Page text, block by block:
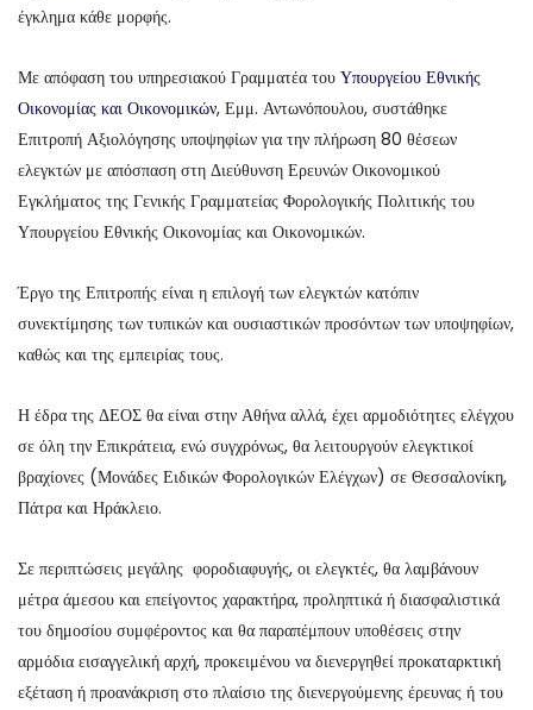
έγκλημα κάθε μορφής.
Με απόφαση του υπηρεσιακού Γραμματέα του Υπουργείου Εθνικής
Οικονομίας και Οικονομικών, Εμμ. Αντωνόπουλου, συστάθηκε
Επιτροπή Αξιολόγησης υποψηφίων για την πλήρωση 80 θέσεων
ελεγκτών με απόσπαση στη Διεύθυνση Ερευνών Οικονομικού
Εγκλήματος της Γενικής Γραμματείας Φορολογικής Πολιτικής του
Υπουργείου Εθνικής Οικονομίας και Οικονομικών.
Έργο της Επιτροπής είναι η επιλογή των ελεγκτών κατόπιν
συνεκτίμησης των τυπικών και ουσιαστικών προσόντων των υποψηφίων,
καθώς και της εμπειρίας τους.
Η έδρα της ΔΕΟΣ θα είναι στην Αθήνα αλλά, έχει αρμοδιότητες ελέγχου
σε όλη την Επικράτεια, ενώ συγχρόνως, θα λειτουργούν ελεγκτικοί
βραχίονες (Μονάδες Ειδικών Φορολογικών Ελέγχων) σε Θεσσαλονίκη,
Πάτρα και Ηράκλειο.
Σε περιπτώσεις μεγάλης φοροδιαφυγής, οι ελεγκτές, θα λαμβάνουν
μέτρα άμεσου και επείγοντος χαρακτήρα, προληπτικά ή διασφαλιστικά
του δημοσίου συμφέροντος και θα παραπέμπουν υποθέσεις στην
αρμόδια εισαγγελική αρχή, προκειμένου να διενεργηθεί προκαταρκτική
εξέταση ή προανάκριση στο πλαίσιο της διενεργούμενης έρευνας ή του